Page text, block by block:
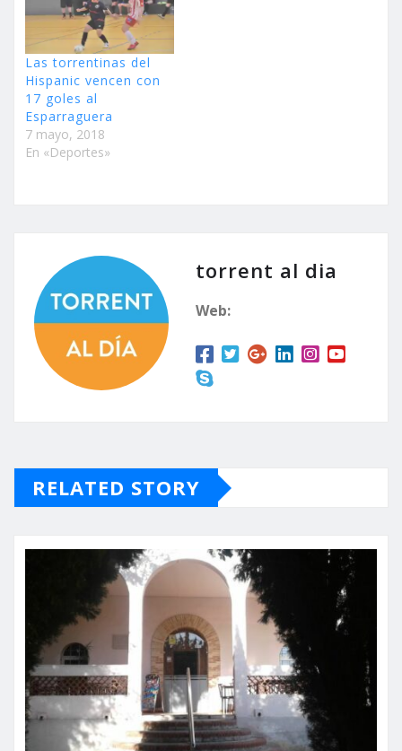
Las torrentinas del
Hispanic vencen con
17 goles al
Esparraguera
7 mayo, 2018
En «Deportes»
torrent al dia
Web:
RELATED STORY